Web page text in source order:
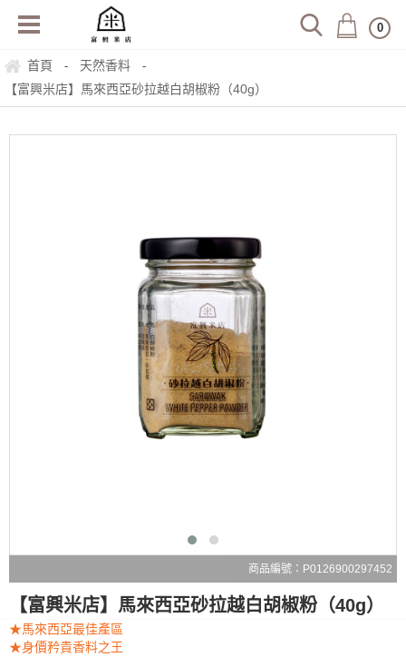
0
首頁 - 天然香料 -
【富興米店】馬來西亞砂拉越白胡椒粉（40g）
商品編號：P0126900297452
【富興米店】馬來西亞砂拉越白胡椒粉（40g）
★馬來西亞最佳產區
★身價矜貴香料之王